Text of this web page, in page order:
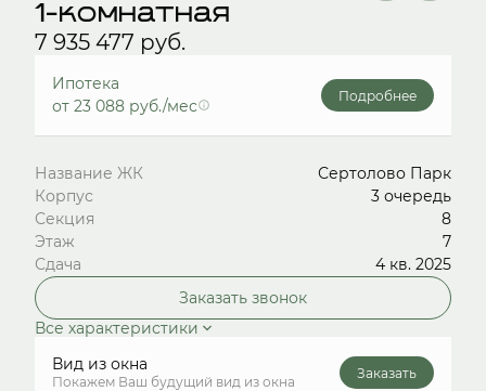
1-комнатная
7 935 477 руб.
Ипотека
от 23 088 руб./мес
Подробнее
Название ЖК
Сертолово Парк
Корпус
3 очередь
Секция
8
Этаж
7
Сдача
4 кв. 2025
Заказать звонок
Все характеристики
Вид из окна
Покажем Ваш будущий вид из окна
Заказать